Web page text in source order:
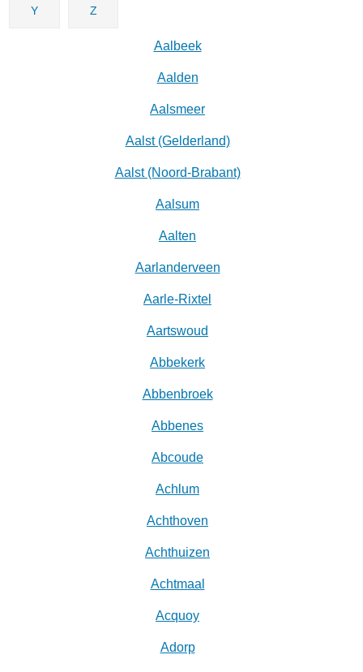
Y Z
Aalbeek
Aalden
Aalsmeer
Aalst (Gelderland)
Aalst (Noord-Brabant)
Aalsum
Aalten
Aarlanderveen
Aarle-Rixtel
Aartswoud
Abbekerk
Abbenbroek
Abbenes
Abcoude
Achlum
Achthoven
Achthuizen
Achtmaal
Acquoy
Adorp